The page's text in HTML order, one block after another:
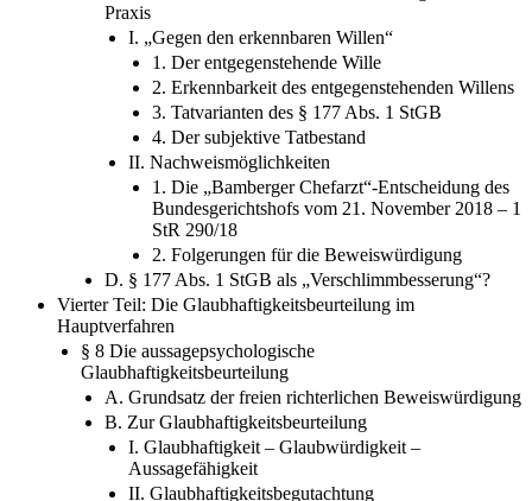
C. § 177 Abs. 1 StGB als Herausforderung für die
Praxis
I. „Gegen den erkennbaren Willen“
1. Der entgegenstehende Wille
2. Erkennbarkeit des entgegenstehenden Willens
3. Tatvarianten des § 177 Abs. 1 StGB
4. Der subjektive Tatbestand
II. Nachweismöglichkeiten
1. Die „Bamberger Chefarzt“-Entscheidung des
Bundesgerichtshofs vom 21. November 2018 – 1
StR 290/18
2. Folgerungen für die Beweiswürdigung
D. § 177 Abs. 1 StGB als „Verschlimmbesserung“?
Vierter Teil: Die Glaubhaftigkeitsbeurteilung im
Hauptverfahren
§ 8 Die aussagepsychologische
Glaubhaftigkeitsbeurteilung
A. Grundsatz der freien richterlichen Beweiswürdigung
B. Zur Glaubhaftigkeitsbeurteilung
I. Glaubhaftigkeit – Glaubwürdigkeit –
Aussagefähigkeit